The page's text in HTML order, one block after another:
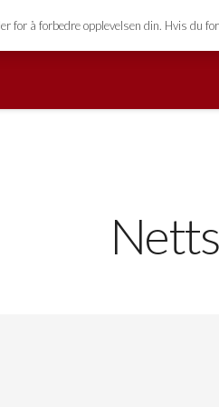
for å forbedre opplevelsen din. Hvis du